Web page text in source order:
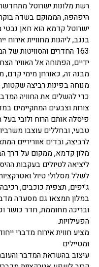
רשת מלונות ישרוטל
היפהפה, הממוקם בשדה בוקר
ישרוטל קדמא הוא חאן
בנגב, ליהנות מחוויית
163 החדרים והסוויטות
ידיים, הפתוחה אל האוויר
מבנה זה, כאורחן מימי
מנוחה בפינות רביצה
כדי להשלים את החוויה
צורות וצבעים המתקיימים
פיסלה אותם הרוח ולובי
טבעי, ובחללים עוצבו
לרביצה, ובדים אווריריים
מלון קדמא, ממקום על דרך
ליציאה לטיולים בעקבות
לשלל מסלולי טיול
ג'יפים, תצפית כוכבים,
במלון תמצאו גם מסעדה
ובריכה מחוממת, חדר כושר
הפעילויות.
מציע חווית אירוח מדברי
ומטיילים
עיצוב בהשראת המדבר